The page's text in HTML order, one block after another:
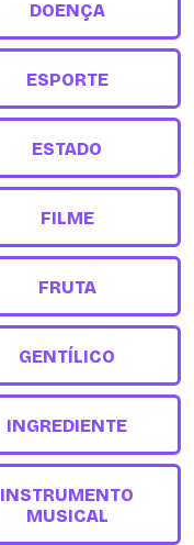
DOENÇA
ESPORTE
ESTADO
FILME
FRUTA
GENTÍLICO
INGREDIENTE
INSTRUMENTO
MUSICAL